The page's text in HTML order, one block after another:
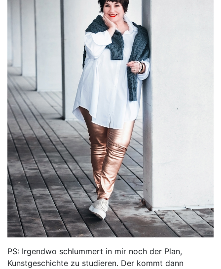
PS: Irgendwo schlummert in mir noch der Plan,
Kunstgeschichte zu studieren. Der kommt dann